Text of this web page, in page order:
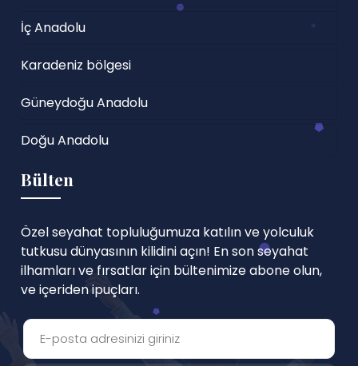
İç Anadolu
Karadeniz bölgesi
Güneydoğu Anadolu
Doğu Anadolu
Bülten
Özel seyahat topluluğumuza katılın ve yolculuk
tutkusu dünyasının kilidini açın! En son seyahat
ilhamları ve fırsatlar için bültenimize abone olun,
ve içeriden ipuçları.